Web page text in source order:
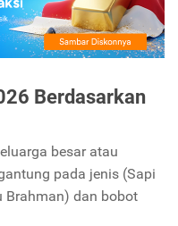
Berdasarkan
besar atau
pada jenis (Sapi
Brahman) dan bobot